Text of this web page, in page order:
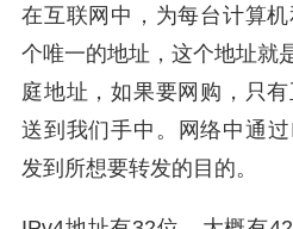
在互联网中，为每台计算
个唯一的地址，这个地址就
庭地址，如果要网购，只
送到我们手中。网络中通
发到所想要转发的目的。